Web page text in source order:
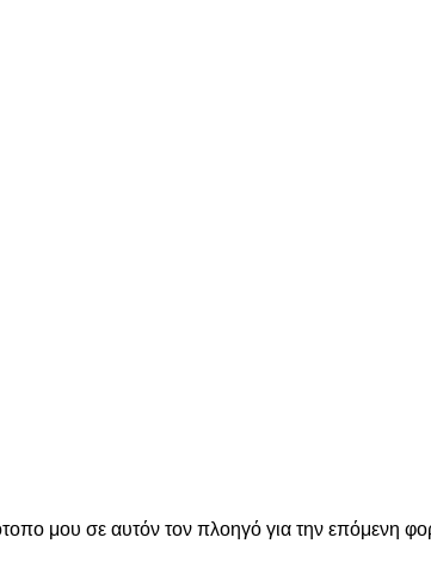
μου σε αυτόν τον πλοηγό για την επόμενη